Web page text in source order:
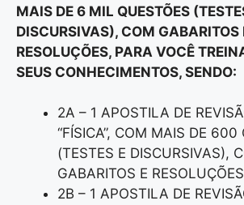
MAIS DE 6 MIL QUESTÕES
DISCURSIVAS), COM GABARITOS
RESOLUÇÕES, PARA VOCÊ
SEUS CONHECIMENTOS, SENDO:
2A – 1 APOSTILA DE
“FÍSICA”, COM MAIS DE 600
(TESTES E DISCURSIVAS),
GABARITOS E
2B – 1 APOSTILA DE